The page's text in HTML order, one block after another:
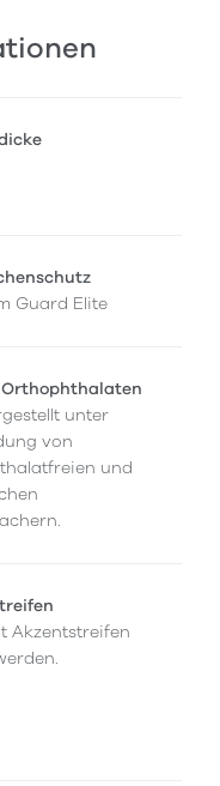
Guard Elite
Orthophthalaten
unter
von
und
Akzentstreifen